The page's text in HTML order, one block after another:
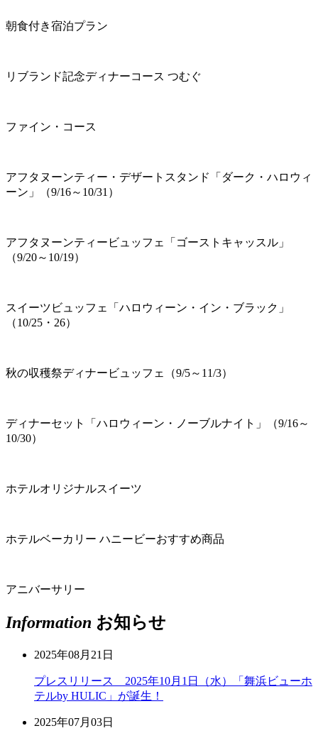
朝食付き宿泊プラン
リブランド記念ディナーコース つむぐ
ファイン・コース
アフタヌーンティー・デザートスタンド「ダーク・ハロウィ
ーン」（9/16～10/31）
アフタヌーンティービュッフェ「ゴーストキャッスル」
（9/20～10/19）
スイーツビュッフェ「ハロウィーン・イン・ブラック」
（10/25・26）
秋の収穫祭ディナービュッフェ（9/5～11/3）
ディナーセット「ハロウィーン・ノーブルナイト」（9/16～
10/30）
ホテルオリジナルスイーツ
ホテルベーカリー ハニービーおすすめ商品
アニバーサリー
Information お知らせ
2025年08月21日
プレスリリース 2025年10月1日（水）「舞浜ビューホ
テルby HULIC」が誕生！
2025年07月03日